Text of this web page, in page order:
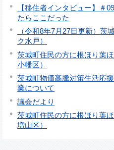
【移住者インタビュー】＃
たらここだった
（令和8年7月27日更新）茨
ク水戸）
茨城町住民の方に根ほり葉
小幡区）
茨城町物価高騰対策生活応
業について
議会だより
茨城町住民の方に根ほり葉
増山区）